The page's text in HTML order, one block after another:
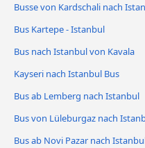
Busse von Kardschali nach
Bus Kartepe - Istanbul
Bus nach Istanbul von Kavala
Kayseri nach Istanbul Bus
Bus ab Lemberg nach Istanbul
Bus von Lüleburgaz nach
Bus ab Novi Pazar nach